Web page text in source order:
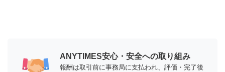
ANYTIMES安心・安全への取り組み
報酬は取引前に事務局に支払われ、評価・完了後